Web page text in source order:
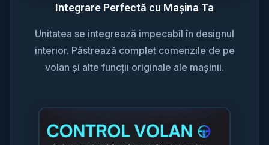
Integrare Perfectă cu Mașina Ta
Unitatea se integrează impecabil în designul
interior. Păstrează complet comenzile de pe
volan și alte funcții originale ale mașinii.